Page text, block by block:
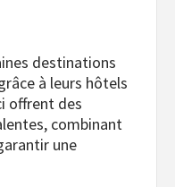
destinations
à leurs hôtels
offrent des
combinant
une